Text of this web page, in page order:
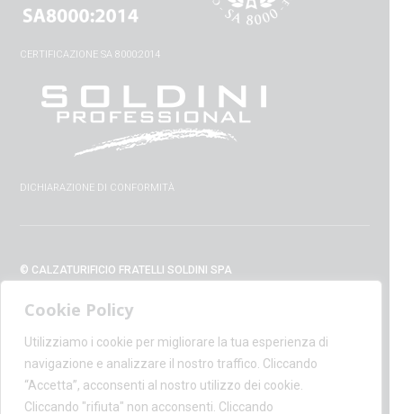
Cookie Policy
Utilizziamo i cookie per migliorare la tua esperienza di
navigazione e analizzare il nostro traffico. Cliccando
“Accetta”, acconsenti al nostro utilizzo dei cookie.
Cliccando "rifiuta" non acconsenti. Cliccando
CERTIFICAZIONE SA 8000:2014
DICHIARAZIONE DI CONFORMITÀ
© CALZATURIFICIO FRATELLI SOLDINI SPA
+39 0575 428129 - FAX +39 0575 420254
SUPPORT@CALZATURIFICIOSOLDINI.IT
AMMINISTRAZIONE@PEC.CALZATURIFICIOSOLDINI.COM
P.IVA IT00100020510 - REA AR19984
CAPITALE SOCIALE € 1,170,800.00